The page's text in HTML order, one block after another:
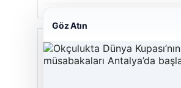
Son Eklenen Firmalar
Göz Atın